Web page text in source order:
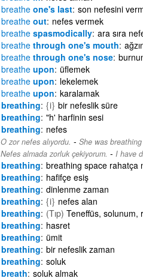
breatheone's last son nefesini
breatheout nefes vermek
breathespasmodically ara sıra
breathethrough one's mouth
breathethrough one's nose
breatheupon üflemek
breatheupon lekelemek
breatheupon karalamak
breathing {i} bir nefeslik süre
breathing "h' harfinin sesi
breathing nefes
O zor nefes alıyordu. - She was
Nefes almada zorluk çekiyorum. - I have
breathing breathing space rahatça
breathing hafifçe esiş
breathing dinlenme zaman
breathing {i} nefes alan
breathing (Tıp) Teneffüs, solunum,
breathing hasret
breathing ümit
breathing bir nefeslik zaman
breathing soluk
breath soluk almak